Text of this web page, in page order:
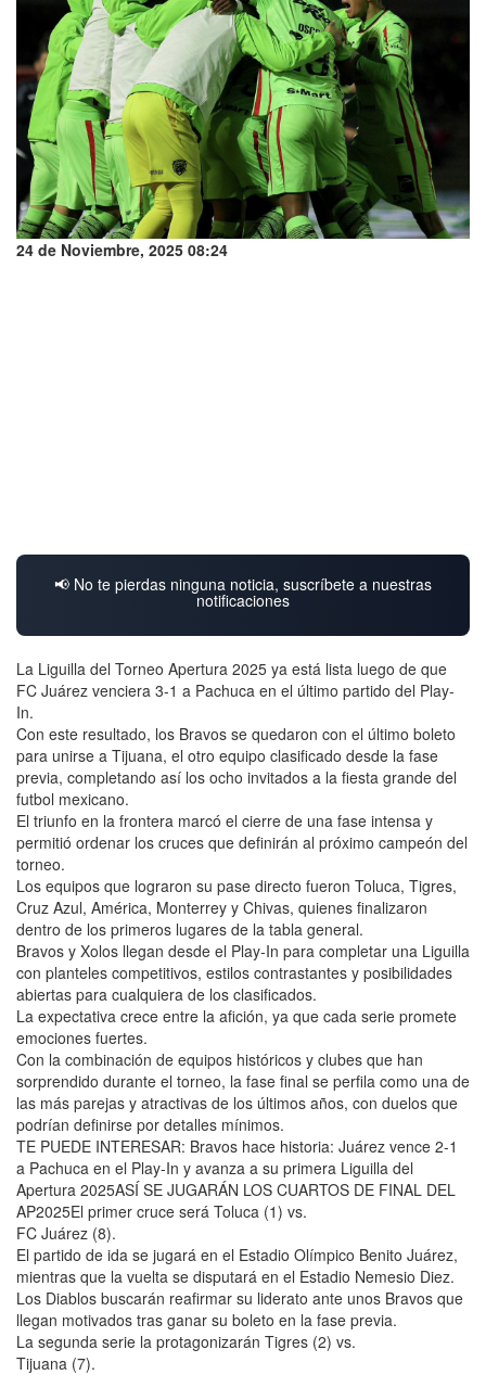
24 de Noviembre, 2025 08:24
📢 No te pierdas ninguna noticia, suscríbete a nuestras
notificaciones
La Liguilla del Torneo Apertura 2025 ya está lista luego de que
FC Juárez venciera 3-1 a Pachuca en el último partido del Play-
In.
Con este resultado, los Bravos se quedaron con el último boleto
para unirse a Tijuana, el otro equipo clasificado desde la fase
previa, completando así los ocho invitados a la fiesta grande del
futbol mexicano.
El triunfo en la frontera marcó el cierre de una fase intensa y
permitió ordenar los cruces que definirán al próximo campeón del
torneo.
Los equipos que lograron su pase directo fueron Toluca, Tigres,
Cruz Azul, América, Monterrey y Chivas, quienes finalizaron
dentro de los primeros lugares de la tabla general.
Bravos y Xolos llegan desde el Play-In para completar una Liguilla
con planteles competitivos, estilos contrastantes y posibilidades
abiertas para cualquiera de los clasificados.
La expectativa crece entre la afición, ya que cada serie promete
emociones fuertes.
Con la combinación de equipos históricos y clubes que han
sorprendido durante el torneo, la fase final se perfila como una de
las más parejas y atractivas de los últimos años, con duelos que
podrían definirse por detalles mínimos.
TE PUEDE INTERESAR: Bravos hace historia: Juárez vence 2-1
a Pachuca en el Play-In y avanza a su primera Liguilla del
Apertura 2025ASÍ SE JUGARÁN LOS CUARTOS DE FINAL DEL
AP2025El primer cruce será Toluca (1) vs.
FC Juárez (8).
El partido de ida se jugará en el Estadio Olímpico Benito Juárez,
mientras que la vuelta se disputará en el Estadio Nemesio Diez.
Los Diablos buscarán reafirmar su liderato ante unos Bravos que
llegan motivados tras ganar su boleto en la fase previa.
La segunda serie la protagonizarán Tigres (2) vs.
Tijuana (7).